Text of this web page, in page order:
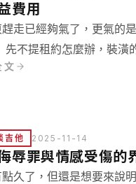
費用
走已經夠氣了，更氣的
先不提租約怎麼辦，裝潢
文
吉他 2025-11-14
辱罪與情感受傷的
久了，但還是想要來說